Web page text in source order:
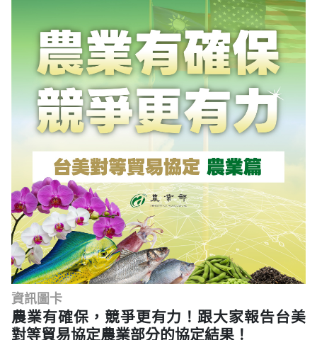
資訊圖卡
農業有確保，競爭更有力！跟大家報告台美
對等貿易協定農業部分的協定結果！